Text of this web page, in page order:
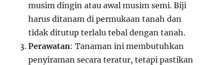
musim dingin atau awal musim semi. Biji
harus ditanam di permukaan tanah dan
tidak ditutup terlalu tebal dengan tanah.
Perawatan: Tanaman ini membutuhkan
penyiraman secara teratur, tetapi pastikan